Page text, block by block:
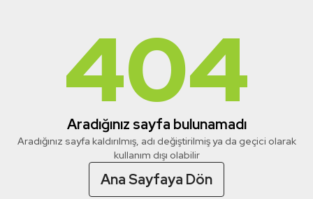
404
Aradığınız sayfa bulunamadı
Aradığınız sayfa kaldırılmış, adı değiştirilmiş ya da geçici olarak
kullanım dışı olabilir
Ana Sayfaya Dön